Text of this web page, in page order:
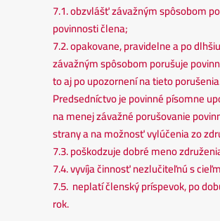
7.1. obzvlášť závažným spôsobom
povinnosti člena;
7.2. opakovane, pravidelne a po
závažným spôsobom porušuje
to aj po upozornení na tieto
Predsedníctvo je povinné písomne
na menej závažné porušovanie
strany a na možnosť vylúčenia zo
7.3. poškodzuje dobré meno
7.4. vyvíja činnosť nezlučiteľnú s
7.5. neplatí členský príspevok, po
rok.